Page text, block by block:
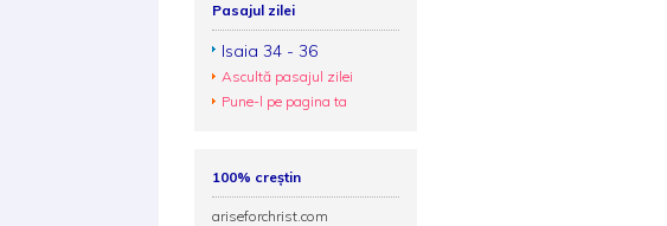
Pasajul zilei
Isaia 34 - 36
Ascultă pasajul zilei
Pune-l pe pagina ta
100% creștin
ariseforchrist.com